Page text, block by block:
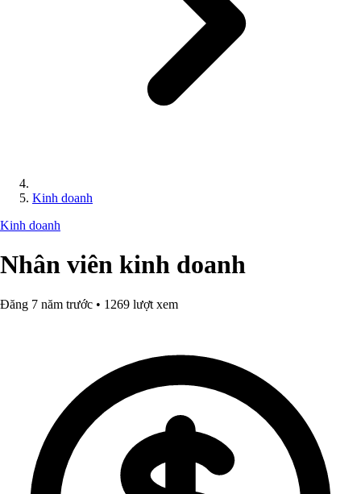
Kinh doanh
Kinh doanh
Nhân viên kinh doanh
Đăng 7 năm trước • 1269 lượt xem